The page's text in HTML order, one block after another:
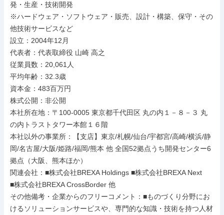
発・生産・技術開発
※ハードウェア・ソフトウェア・販売、設計・構築、保守・その
他技術サービスなど
設立：2004年12月
代表者：代表取締役 山崎 高之
従業員数：20,061人
平均年齢：32.3歳
資本金：483百万円
株式公開：非公開
本社所在地：〒100-0005 東京都千代田区 丸の内１－８－３ 丸
の内トラストタワー本館１６階
本社以外の事業所：【支店】東京/札幌/仙台/宇都宮/高崎/横浜/静
岡/名古屋/大阪/姫路/福岡/熊本 他 全国52拠点うち開発センター6
拠点（大阪、熊本ほか）
関連会社：■株式会社BREXA Holdings ■株式会社BREXA Next
■株式会社BREXA CrossBorder 他
その他備考・企業からのフリーコメント：■ものづくり分野にお
けるソリューションサービスや、専門的な知識・技術を持つ人材